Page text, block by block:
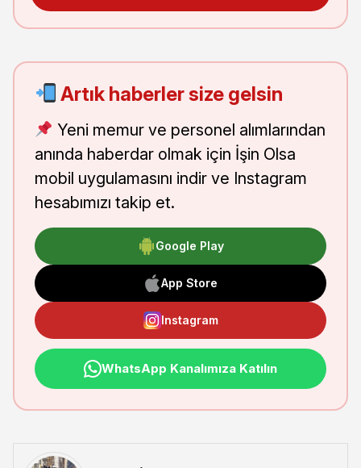
Artık haberler size gelsin
Yeni memur ve personel alımlarından
anında haberdar olmak için İşin Olsa
mobil uygulamasını indir ve Instagram
hesabımızı takip et.
Google Play
App Store
Instagram
WhatsApp Kanalımıza Katılın